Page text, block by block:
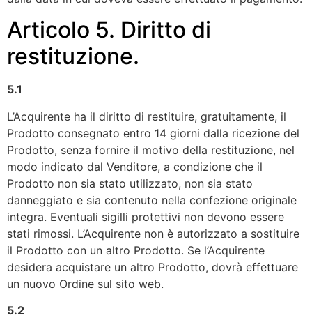
Articolo 5. Diritto di
restituzione.
5.1
L’Acquirente ha il diritto di restituire, gratuitamente, il
Prodotto consegnato entro 14 giorni dalla ricezione del
Prodotto, senza fornire il motivo della restituzione, nel
modo indicato dal Venditore, a condizione che il
Prodotto non sia stato utilizzato, non sia stato
danneggiato e sia contenuto nella confezione originale
integra. Eventuali sigilli protettivi non devono essere
stati rimossi. L’Acquirente non è autorizzato a sostituire
il Prodotto con un altro Prodotto. Se l’Acquirente
desidera acquistare un altro Prodotto, dovrà effettuare
un nuovo Ordine sul sito web.
5.2